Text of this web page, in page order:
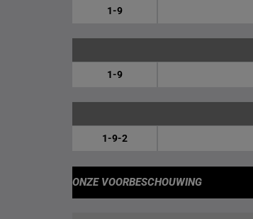
1-9
1-9
1-9-2
ONZE VOORBESCHOUWING